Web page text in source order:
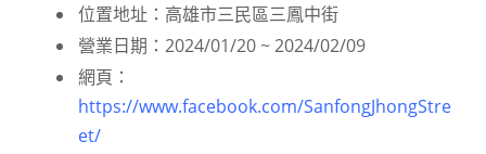
位置地址：高雄市三民區三鳳中街
營業日期：2024/01/20 ~ 2024/02/09
網頁：
https://www.facebook.com/SanfongJhongStre
et/